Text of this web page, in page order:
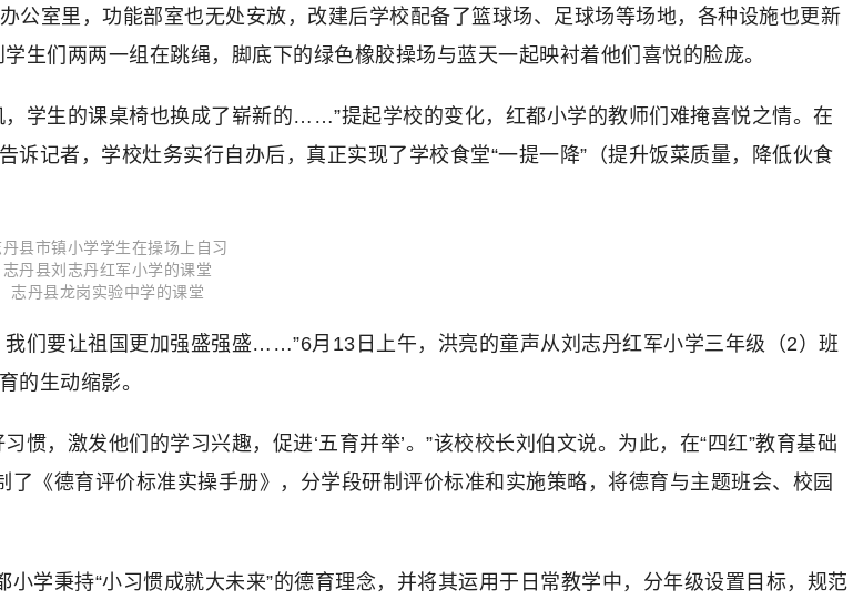
公室里，功能部室也无处安放，改建后学校配备了篮球场、足球场等场地，各种设施也更新
们两两一组在跳绳，脚底下的绿色橡胶操场与蓝天一起映衬着他们喜悦的脸庞。
学生的课桌椅也换成了崭新的……”提起学校的变化，红都小学的教师们难掩喜悦之情。在
记者，学校灶务实行自办后，真正实现了学校食堂“一提一降”（提升饭菜质量，降低伙食
丹县市镇小学学生在操场上自习
志丹县刘志丹红军小学的课堂
志丹县龙岗实验中学的课堂
们要让祖国更加强盛强盛……”6月13日上午，洪亮的童声从刘志丹红军小学三年级（2）班
的生动缩影。
，激发他们的学习兴趣，促进‘五育并举’。”该校校长刘伯文说。为此，在“四红”教育基础
《德育评价标准实操手册》，分学段研制评价标准和实施策略，将德育与主题班会、校园
学秉持“小习惯成就大未来”的德育理念，并将其运用于日常教学中，分年级设置目标，规范